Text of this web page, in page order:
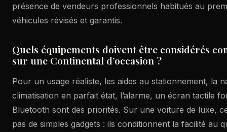
présence de vendeurs professionnels habitués au
véhicules révisés et garantis.
Quels équipements doivent être considérés
sur une Continental d’occasion ?
Pour un usage réaliste, les aides au stationnement, la
climatisation en parfait état, l’alarme, un écran tactile
Bluetooth sont des priorités. Sur une voiture de luxe,
pas de simples gadgets : ils conditionnent la facilité au